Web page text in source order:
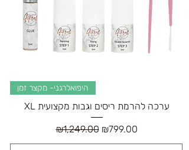
היפואלרגני- מקצר זמן
XL ערכה להרמת ריסים וגבות מקצועית
Regular Price
₪1,249.00 Sale Price
₪799.00